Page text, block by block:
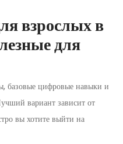
взрослых в
для
базовые цифровые навыки и
вариант зависит от
вы хотите выйти на